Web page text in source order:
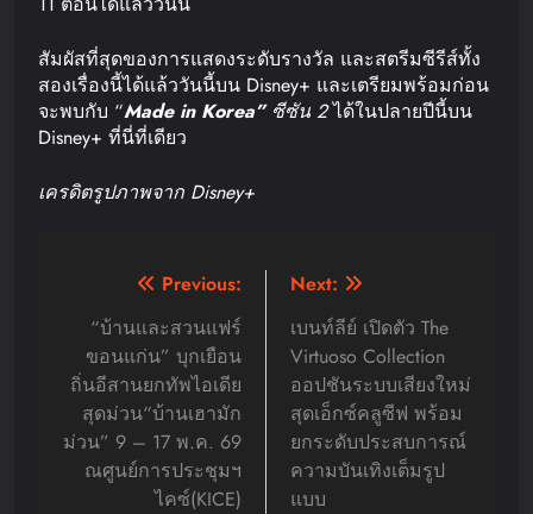
สัมผัสที่สุดของการแสดงระดับรางวัล และสตรีมซีรีส์ทั้ง
สองเรื่องนี้ได้แล้ววันนี้บน Disney+ และเตรียมพร้อมก่อน
จะพบกับ “Made in Korea” ซีซัน 2ได้ในปลายปีนี้บน
Disney+ ที่นี่ที่เดียว
เครดิตรูปภาพจาก Disney+
navigation
Previous:
“บ้านและสวนแฟร์
ขอนแก่น” บุกเยือน
ถิ่นอีสานยกทัพไอเดีย
สุดม่วน“บ้านเฮามัก
ม่วน” 9 – 17 พ.ค. 69
ณศูนย์การประชุมฯ
ไคซ์(KICE)
Next:
เบนท์ลีย์ เปิดตัว The
Virtuoso Collection
ออปชันระบบเสียงใหม่
สุดเอ็กซ์คลูซีฟ พร้อม
ยกระดับประสบการณ์
ความบันเทิงเต็มรูป
แบบ